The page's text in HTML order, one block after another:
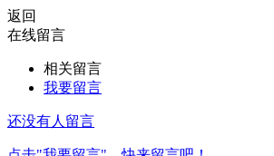
返回
在线留言
相关留言
我要留言
还没有人留言